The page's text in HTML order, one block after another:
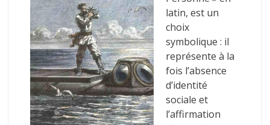
latin, est un
choix
symbolique : il
représente à la
fois l’absence
d’identité
sociale et
l’affirmation